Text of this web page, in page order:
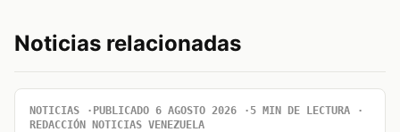
Noticias relacionadas
NOTICIAS PUBLICADO 6 AGOSTO 2026
5 MIN DE LECTURA
REDACCIÓN NOTICIAS VENEZUELA